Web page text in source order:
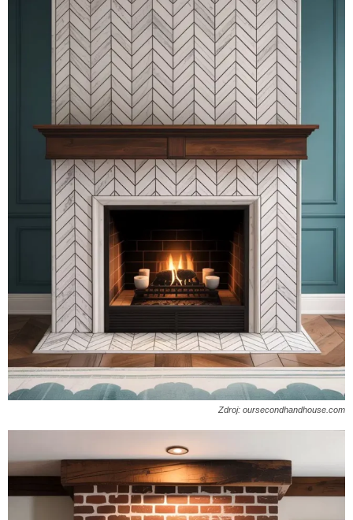
Zdroj: oursecondhandhouse.com